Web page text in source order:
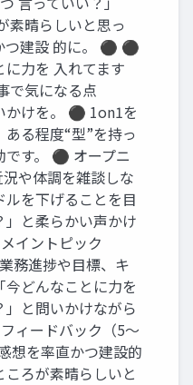
素晴らしいと思っ
つ建設 的に。 ⚫ ⚫
に力を 入れてます
で気になる点
かけを。 ⚫ 1on1を
る程度“型”を持っ
す。 ⚫ オープニ
や体調を雑談しな
を下げることを目
」と柔らかい声かけ
イントピック
務進捗や目標、キ
今どんなことに力を
」と問いかけながら
ィードバック（5〜
想を率直かつ建設的
ろが素晴らしいと